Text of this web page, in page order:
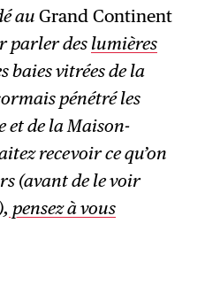
auGrand Continent
parler des lumières
baies vitrées de la
pénétré les
et de la Maison-
recevoir ce qu’on
(avant de le voir
pensez à vous